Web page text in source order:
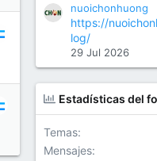
m
nuoichonhuong
https://
log/
29 Jul 2026
Estadísticas del
Temas
Mensajes